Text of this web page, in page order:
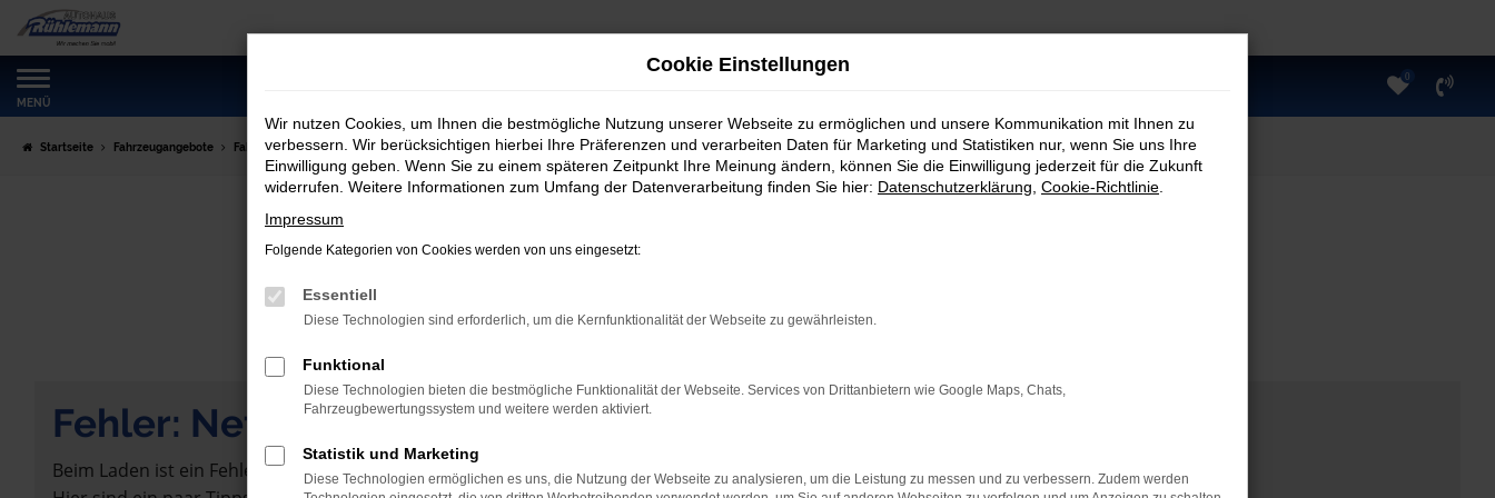
Zum
Hauptinhalt
springen
MENÜ
0
Startseite Fahrzeugangebote Fahrzeugmarkt
Fahrzeugmarkt
Fehler: Network Error
Beim Laden ist ein Fehler aufgetreten.
Cookie Einstellungen
Wir nutzen Cookies, um Ihnen die bestmögliche Nutzung unserer Webseite zu ermöglichen und unsere Kommunikation mit Ihnen zu
verbessern. Wir berücksichtigen hierbei Ihre Präferenzen und verarbeiten Daten für Marketing und Statistiken nur, wenn Sie uns Ihre
Einwilligung geben. Wenn Sie zu einem späteren Zeitpunkt Ihre Meinung ändern, können Sie die Einwilligung jederzeit für die Zukunft
widerrufen. Weitere Informationen zum Umfang der Datenverarbeitung finden Sie hier: Datenschutzerklärung Cookie-Richtlinie
Impressum
Folgende Kategorien von Cookies werden von uns eingesetzt:
Essentiell
Diese Technologien sind erforderlich, um die Kernfunktionalität der Webseite zu gewährleisten.
Funktional
Diese Technologien bieten die bestmögliche Funktionalität der Webseite. Services von Drittanbietern wie Google Maps, Chats,
Fahrzeugbewertungssystem und weitere werden aktiviert.
Statistik und Marketing
Diese Technologien ermöglichen es uns, die Nutzung der Webseite zu analysieren, um die Leistung zu messen und zu verbessern. Zudem werden